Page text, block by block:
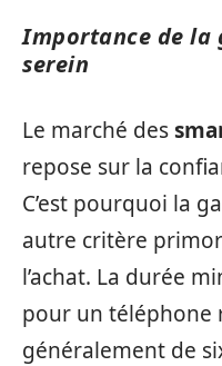
Importance de la
serein
Le marché des
repose sur la
C’est pourquoi la
autre critère
l’achat. La durée
pour un téléphone
généralement de